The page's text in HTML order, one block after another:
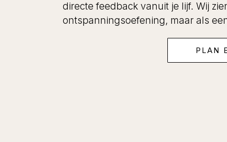
directe feedback vanuit je lijf. Wij
ontspanningsoefening, maar als
PLAN